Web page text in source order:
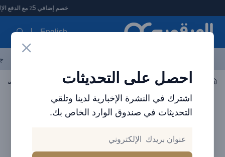
العرقوب - متجر الإلكترونيات في الإمارات
خصم إضافي 5٪ مع الدفع الإلكتروني
English
احصل على التحديثات
اشترك في النشرة الإخبارية لدينا وتلقي
التحديثات في صندوق الوارد الخاص بك.
يمكن ارتداؤها ساعة ذكية